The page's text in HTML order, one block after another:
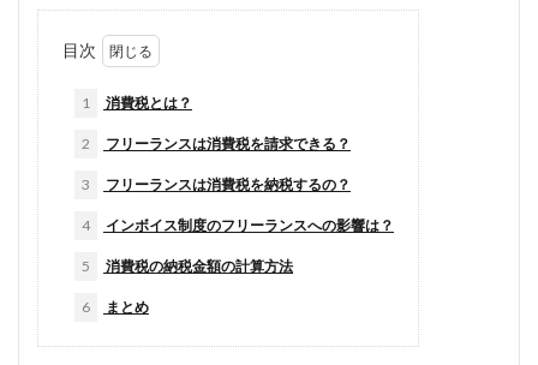
目次
1 消費税とは？
2 フリーランスは消費税を請求できる？
3 フリーランスは消費税を納税するの？
4 インボイス制度のフリーランスへの影響は？
5 消費税の納税金額の計算方法
6 まとめ